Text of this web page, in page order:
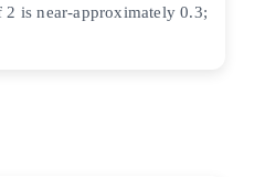
is near-approximately 0.3;